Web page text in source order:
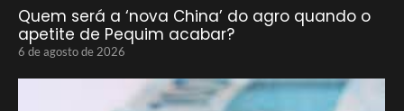
Quem será a ‘nova China’ do agro quando o
apetite de Pequim acabar?
6 de agosto de 2026